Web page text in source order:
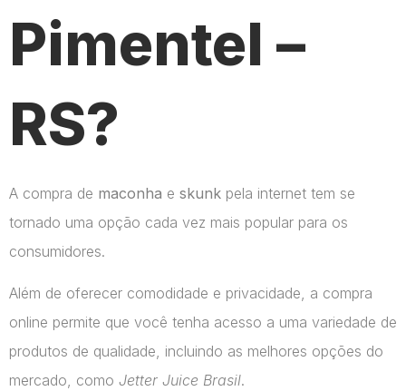
Pimentel –
RS?
A compra de maconha e skunk pela internet tem se
tornado uma opção cada vez mais popular para os
consumidores.
Além de oferecer comodidade e privacidade, a compra
online permite que você tenha acesso a uma variedade de
produtos de qualidade, incluindo as melhores opções do
mercado, como Jetter Juice Brasil.